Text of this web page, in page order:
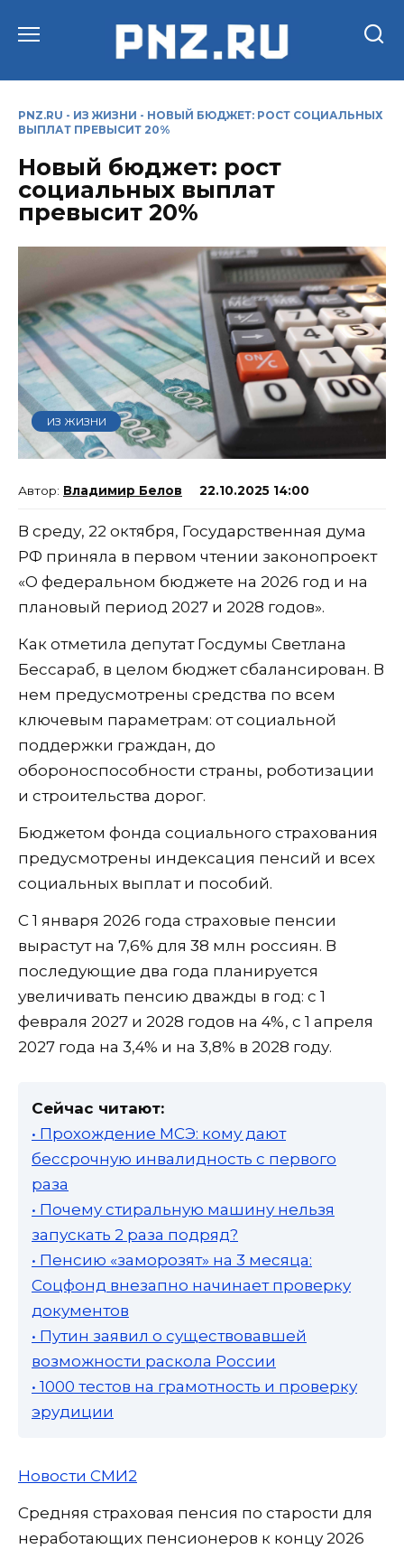
PNZ.RU - ИЗ ЖИЗНИ - НОВЫЙ БЮДЖЕТ: РОСТ СОЦИАЛЬНЫХ
ВЫПЛАТ ПРЕВЫСИТ 20%
Новый бюджет: рост
социальных выплат
превысит 20%
ИЗ ЖИЗНИ
Владимир Белов 22.10.2025 14:00
В среду, 22 октября, Государственная дума
РФ приняла в первом чтении законопроект
«О федеральном бюджете на 2026 год и на
плановый период 2027 и 2028 годов».
Как отметила депутат Госдумы Светлана
Бессараб, в целом бюджет сбалансирован. В
нем предусмотрены средства по всем
ключевым параметрам: от социальной
поддержки граждан, до
обороноспособности страны, роботизации
и строительства дорог.
Бюджетом фонда социального страхования
предусмотрены индексация пенсий и всех
социальных выплат и пособий.
С 1 января 2026 года страховые пенсии
вырастут на 7,6% для 38 млн россиян. В
последующие два года планируется
увеличивать пенсию дважды в год: с 1
февраля 2027 и 2028 годов на 4%, с 1 апреля
2027 года на 3,4% и на 3,8% в 2028 году.
Сейчас читают:
• Прохождение МСЭ: кому дают
бессрочную инвалидность с первого
раза
• Почему стиральную машину нельзя
запускать 2 раза подряд?
• Пенсию «заморозят» на 3 месяца:
Соцфонд внезапно начинает проверку
документов
• Путин заявил о существовавшей
возможности раскола России
• 1000 тестов на грамотность и проверку
эрудиции
Новости СМИ2
Средняя страховая пенсия по старости для
неработающих пенсионеров к концу 2026